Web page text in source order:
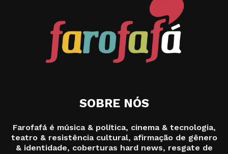
SOBRE NÓS
Farofafá é música & política, cinema & tecnologia,
teatro & resistência cultural, afirmação de gênero
& identidade, coberturas hard news, resgate de